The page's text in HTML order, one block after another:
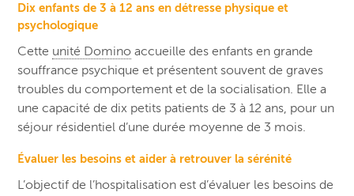
Dix enfants de 3 à 12 ans en détresse physique et
psychologique
Cette unité Domino accueille des enfants en grande
souffrance psychique et présentent souvent de graves
troubles du comportement et de la socialisation. Elle a
une capacité de dix petits patients de 3 à 12 ans, pour un
séjour résidentiel d’une durée moyenne de 3 mois.
Évaluer les besoins et aider à retrouver la sérénité
L’objectif de l’hospitalisation est d’évaluer les besoins de